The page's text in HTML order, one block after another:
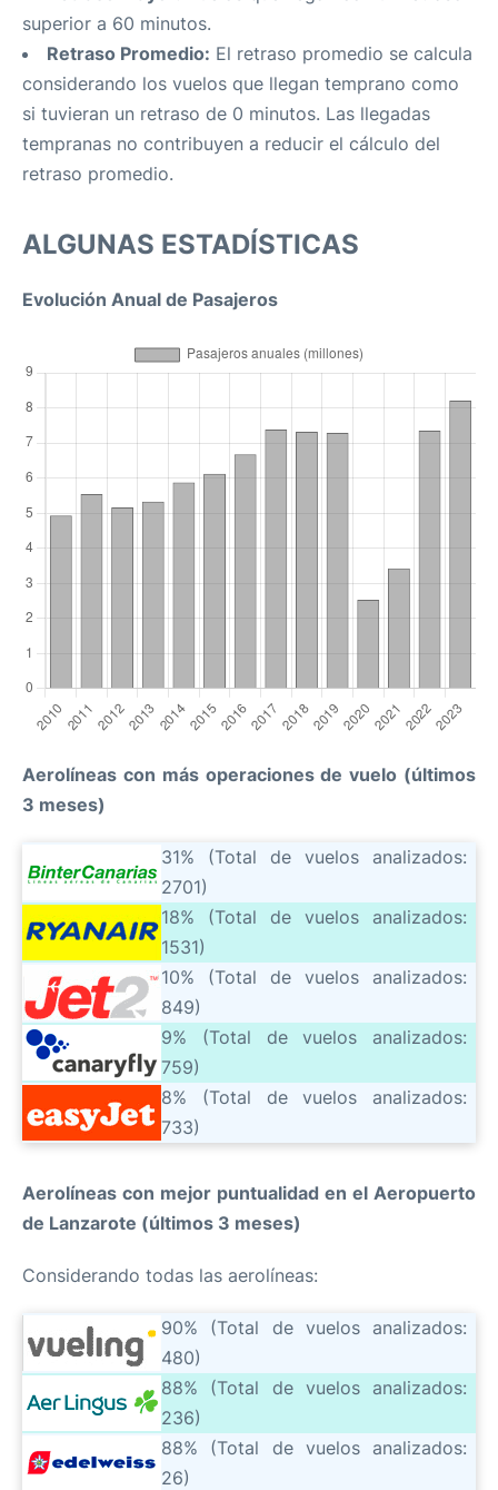
superior a 60 minutos.
Retraso Promedio: El retraso promedio se calcula
considerando los vuelos que llegan temprano como
si tuvieran un retraso de 0 minutos. Las llegadas
tempranas no contribuyen a reducir el cálculo del
retraso promedio.
ALGUNAS ESTADÍSTICAS
Evolución Anual de Pasajeros
Aerolíneas con más operaciones de vuelo (últimos
3 meses)
31% (Total de vuelos analizados:
2701)
18% (Total de vuelos analizados:
1531)
10% (Total de vuelos analizados:
849)
9% (Total de vuelos analizados:
759)
8% (Total de vuelos analizados:
733)
Aerolíneas con mejor puntualidad en el Aeropuerto
de Lanzarote (últimos 3 meses)
Considerando todas las aerolíneas:
90% (Total de vuelos analizados:
480)
88% (Total de vuelos analizados:
236)
88% (Total de vuelos analizados:
26)